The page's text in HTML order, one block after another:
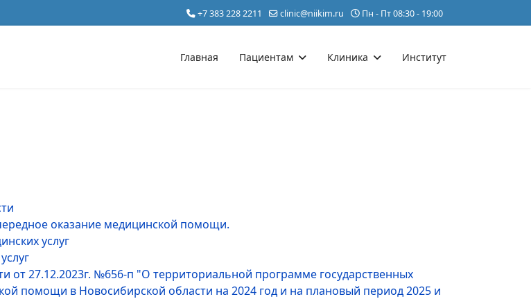
+7 383 228 2211 clinic@niikim.ru Пн - Пт 08:30 - 19:00
Главная Пациентам Клиника Институт
оказание медицинской помощи.
услуг
от 27.12.2023г. №656-п "О территориальной программе государственных
помощи в Новосибирской области на 2024 год и на плановый период 2025 и